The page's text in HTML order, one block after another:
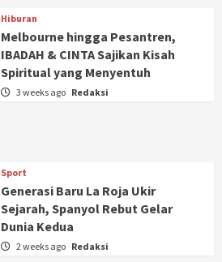
Hiburan
Melbourne hingga Pesantren,
IBADAH & CINTA Sajikan Kisah
Spiritual yang Menyentuh
3 weeks ago Redaksi
Sport
Generasi Baru La Roja Ukir
Sejarah, Spanyol Rebut Gelar
Dunia Kedua
2 weeks ago Redaksi